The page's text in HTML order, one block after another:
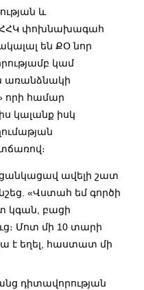
և
ՀՀԿ փոխնախագահ
են ՔՕ նոր
կամ
առանձնակի
որի համար
կալանք իսկ
ավելի շատ
«Վստահ եմ գործի
կգան, բացի
Մոտ մի 10 տարի
է եղել, հաստատ մի
դիտավորության